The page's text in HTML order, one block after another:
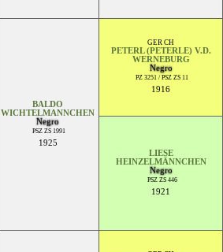
BALDO
WICHTELMANNCHEN
Negro
PSZ ZS 1991
1925
GER CH
PETERL (PETERLE) V.D.
WERNEBURG
Negro
PZ 3251 / PSZ ZS 11
1916
LIESE
HEINZELMÄNNCHEN
Negro
PSZ ZS 446
1921